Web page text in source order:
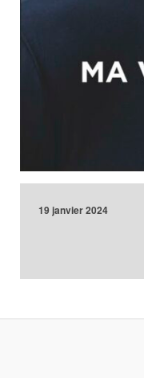
19 janvier 2024